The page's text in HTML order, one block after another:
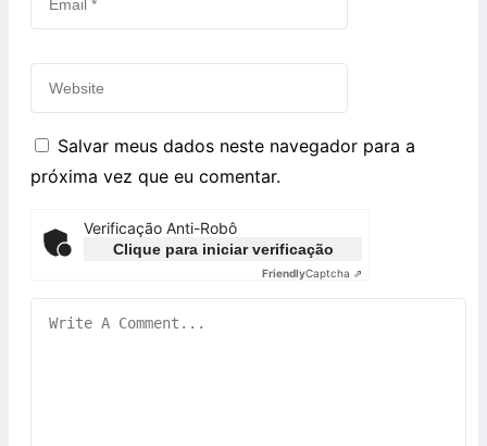
Salvar meus dados neste navegador para a
próxima vez que eu comentar.
Verificação Anti-Robô
Clique para iniciar verificação
FriendlyCaptcha ⇗